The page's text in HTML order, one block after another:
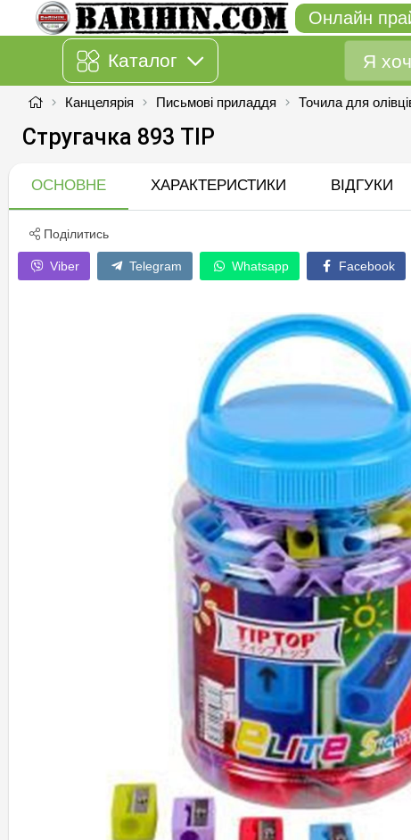
Онлайн
Каталог
Канцелярія Письмові приладдя Точила для
Стругачка 893 TIP
ОСНОВНЕ ХАРАКТЕРИСТИКИ ВІДГУКИ
Поділитись
Viber Telegram Whatsapp Facebook